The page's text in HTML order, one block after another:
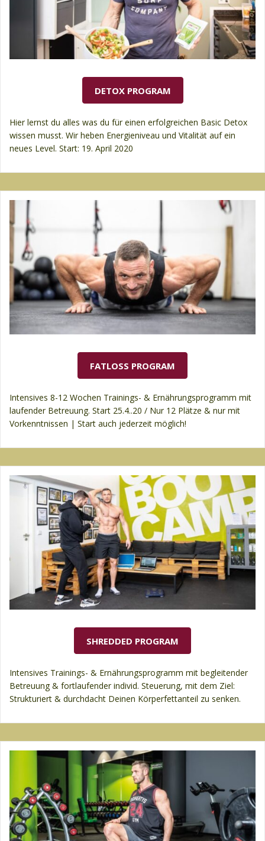
DETOX PROGRAM
Hier lernst du alles was du für einen erfolgreichen Basic Detox
wissen musst. Wir heben Energieniveau und Vitalität auf ein
neues Level. Start: 19. April 2020
FATLOSS PROGRAM
Intensives 8-12 Wochen Trainings- & Ernährungsprogramm mit
laufender Betreuung. Start 25.4..20 / Nur 12 Plätze & nur mit
Vorkenntnissen | Start auch jederzeit möglich!
SHREDDED PROGRAM
Intensives Trainings- & Ernährungsprogramm mit begleitender
Betreuung & fortlaufender individ. Steuerung, mit dem Ziel:
Strukturiert & durchdacht Deinen Körperfettanteil zu senken.